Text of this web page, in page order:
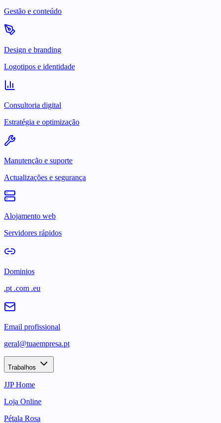
Gestão e conteúdo
Design e branding
Logotipos e identidade
Consultoria digital
Estratégia e optimização
Manutenção e suporte
Actualizações e segurança
Alojamento web
Servidores rápidos
Dominios
.pt .com .eu
Email profissional
geral@tuaempresa.pt
Trabalhos
JJP Home
Loja Online
Pétala Rosa